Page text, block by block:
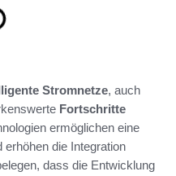
Stromnetze, auch
Fortschritte
ermöglichen eine
erhöhen die Integration
dass die Entwicklung